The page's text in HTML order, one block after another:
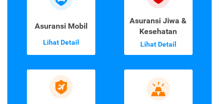
Asuransi Mobil
Lihat Detail
Asuransi Jiwa &
Kesehatan
Lihat Detail